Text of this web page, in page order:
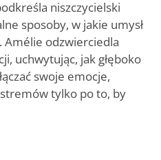
niszczycielski
sposoby, w jakie umysł
Amélie odzwierciedla
uchwytując, jak głęboko
swoje emocje,
tylko po to, by